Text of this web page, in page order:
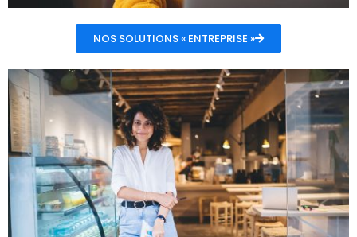
NOS SOLUTIONS « ENTREPRISE »